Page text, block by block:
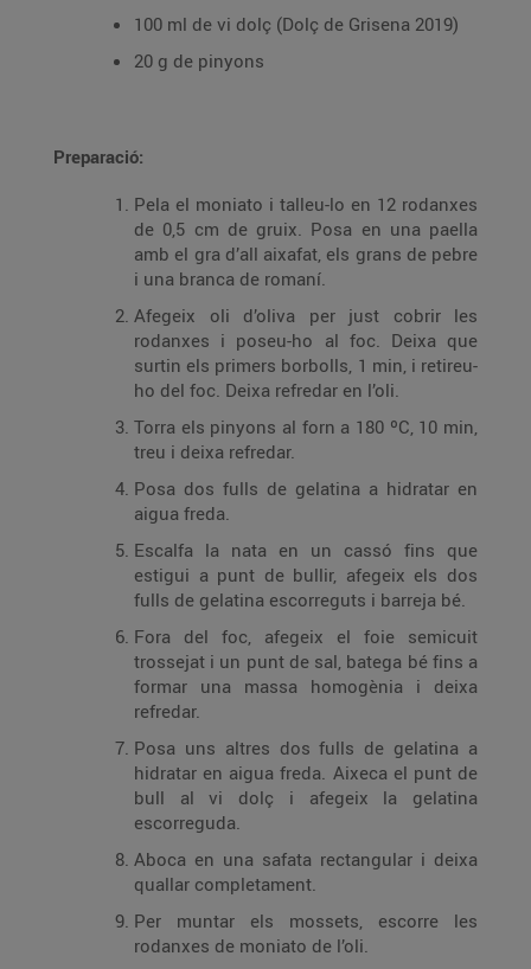
100 ml de vi dolç (Dolç de Grisena 2019)
20 g de pinyons
Preparació:
Pela el moniato i talleu-lo en 12 rodanxes
de 0,5 cm de gruix. Posa en una paella
amb el gra d’all aixafat, els grans de pebre
i una branca de romaní.
Afegeix oli d’oliva per just cobrir les
rodanxes i poseu-ho al foc. Deixa que
surtin els primers borbolls, 1 min, i retireu-
ho del foc. Deixa refredar en l’oli.
Torra els pinyons al forn a 180 ºC, 10 min,
treu i deixa refredar.
Posa dos fulls de gelatina a hidratar en
aigua freda.
Escalfa la nata en un cassó fins que
estigui a punt de bullir, afegeix els dos
fulls de gelatina escorreguts i barreja bé.
Fora del foc, afegeix el foie semicuit
trossejat i un punt de sal, batega bé fins a
formar una massa homogènia i deixa
refredar.
Posa uns altres dos fulls de gelatina a
hidratar en aigua freda. Aixeca el punt de
bull al vi dolç i afegeix la gelatina
escorreguda.
Aboca en una safata rectangular i deixa
quallar completament.
Per muntar els mossets, escorre les
rodanxes de moniato de l’oli.